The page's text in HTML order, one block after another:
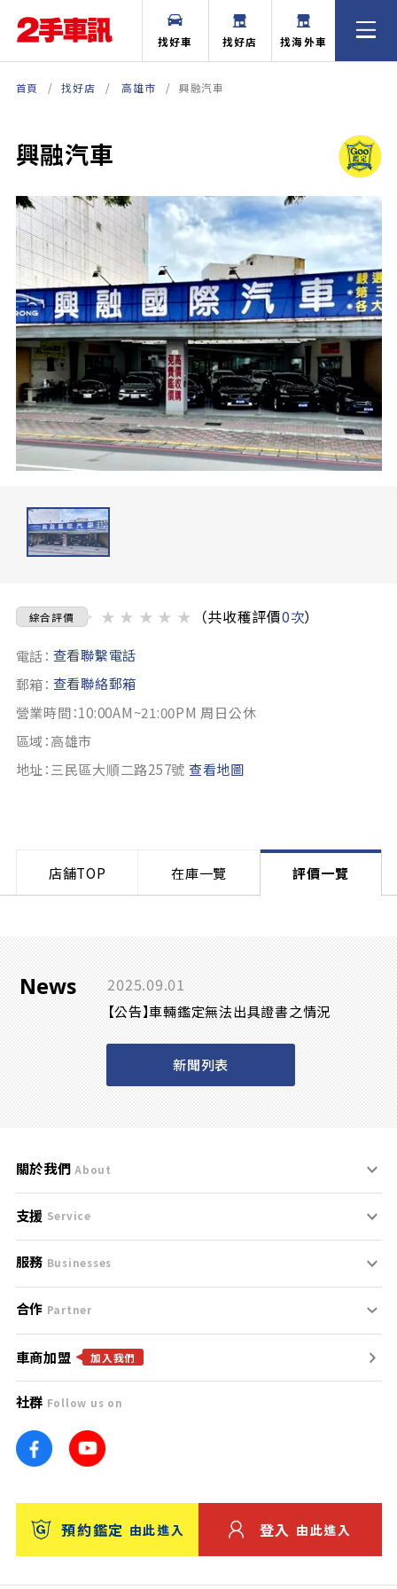
找好車 找好店 找海外車
首頁 找好店 高雄市 興融汽車
興融汽車
綜合評價 ★ ★ ★ ★ ★ （共收穫評價0次）
電話： 查看聯繫電話
郵箱： 查看聯絡郵箱
營業時間：10:00AM~21:00PM 周日公休
區域：高雄市
地址：三民區大順二路257號 查看地圖
店舗TOP 在庫一覽 評價一覽
News 2025.09.01
【公告】車輛鑑定無法出具證書之情況
新聞列表
關於我們 About
刊登規範
服務條款
免責聲明
隱私權政策
團隊
車訊網
台灣優良中古車商大獎
支援 Service
支援中心
聯絡我們
服務 Businesses
什麼是Goo鑑定？
找好車
找好店
找海外車
消費者評價
合作 Partner
合作夥伴
廣告合作
車商加盟 加入我們
社群 Follow us on
預約鑑定 由此進入 登入 由此進入